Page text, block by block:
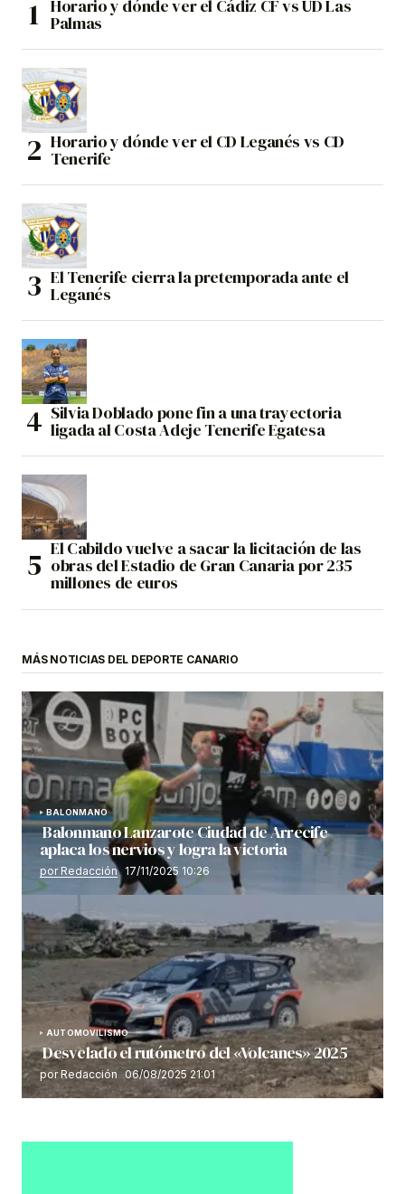
Horario y dónde ver el Cádiz CF vs UD Las
Palmas
Horario y dónde ver el CD Leganés vs CD
Tenerife
El Tenerife cierra la pretemporada ante el
Leganés
Silvia Doblado pone fin a una trayectoria
ligada al Costa Adeje Tenerife Egatesa
El Cabildo vuelve a sacar la licitación de las
obras del Estadio de Gran Canaria por 235
millones de euros
MÁS NOTICIAS DEL DEPORTE CANARIO
BALONMANO
Balonmano Lanzarote Ciudad de Arrecife
aplaca los nervios y logra la victoria
por Redacción 17/11/2025 10:26
AUTOMOVILISMO
Desvelado el rutómetro del «Volcanes» 2025
por Redacción 06/08/2025 21:01